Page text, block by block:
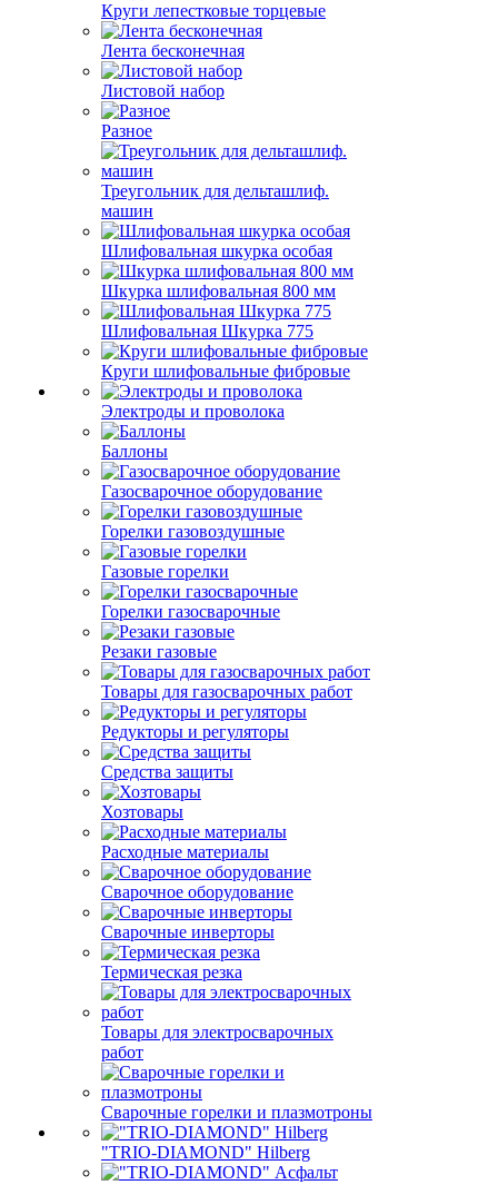
Круги лепестковые торцевые
Лента бесконечная
Листовой набор
Разное
Треугольник для дельташлиф.
машин
Шлифовальная шкурка особая
Шкурка шлифовальная 800 мм
Шлифовальная Шкурка 775
Круги шлифовальные фибровые
Электроды и проволока
Баллоны
Газосварочное оборудование
Горелки газовоздушные
Газовые горелки
Горелки газосварочные
Резаки газовые
Товары для газосварочных работ
Редукторы и регуляторы
Средства защиты
Хозтовары
Расходные материалы
Сварочное оборудование
Сварочные инверторы
Термическая резка
Товары для электросварочных
работ
Сварочные горелки и плазмотроны
"TRIO-DIAMOND" Hilberg